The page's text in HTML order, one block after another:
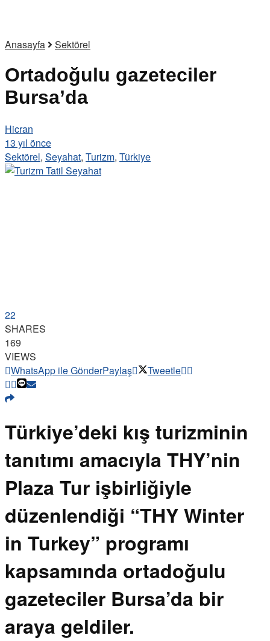
Anasayfa Sektörel
Ortadoğulu gazeteciler
Bursa’da
Hicran
13 yıl önce
Sektörel, Seyahat, Turizm, Türkiye
22
SHARES
169
VIEWS
WhatsApp ile GönderPaylaş Tweetle
Türkiye’deki kış turizminin
tanıtımı amacıyla THY’nin
Plaza Tur işbirliğiyle
düzenlendiği “THY Winter
in Turkey” programı
kapsamında ortadoğulu
gazeteciler Bursa’da bir
araya geldiler.